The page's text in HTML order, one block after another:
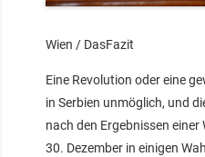
Wien / DasFazit
Eine Revolution oder eine
in Serbien unmöglich, und
nach den Ergebnissen
30. Dezember in einigen